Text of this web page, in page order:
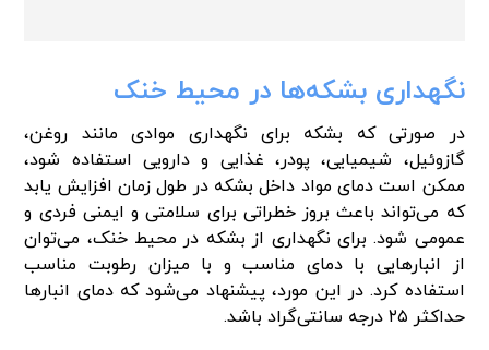
نگهداری بشکه‌ها در محیط خنک
در صورتی که بشکه برای نگهداری موادی مانند روغن،
گازوئیل، شیمیایی، پودر، غذایی و دارویی استفاده شود،
ممکن است دمای مواد داخل بشکه در طول زمان افزایش یابد
که می‌تواند باعث بروز خطراتی برای سلامتی و ایمنی فردی و
عمومی شود. برای نگهداری از بشکه‌ در محیط خنک، می‌توان
از انبارهایی با دمای مناسب و با میزان رطوبت مناسب
استفاده کرد. در این مورد، پیشنهاد می‌شود که دمای انبارها
حداکثر ۲۵ درجه سانتی‌گراد باشد.